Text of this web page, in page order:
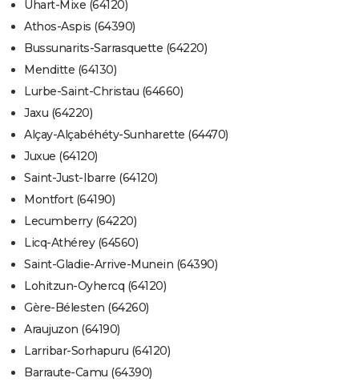
Uhart-Mixe (64120)
Athos-Aspis (64390)
Bussunarits-Sarrasquette (64220)
Menditte (64130)
Lurbe-Saint-Christau (64660)
Jaxu (64220)
Alçay-Alçabéhéty-Sunharette (64470)
Juxue (64120)
Saint-Just-Ibarre (64120)
Montfort (64190)
Lecumberry (64220)
Licq-Athérey (64560)
Saint-Gladie-Arrive-Munein (64390)
Lohitzun-Oyhercq (64120)
Gère-Bélesten (64260)
Araujuzon (64190)
Larribar-Sorhapuru (64120)
Barraute-Camu (64390)